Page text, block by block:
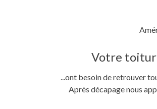
Votre
...ont besoin de retrouver
Après décapage nous